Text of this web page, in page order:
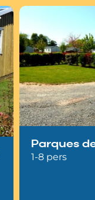
Parques
1-8 pers